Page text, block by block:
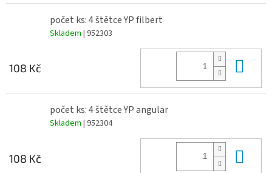
počet ks: 4 štětce YP filbert
Skladem | 952303
108 Kč
počet ks: 4 štětce YP angular
Skladem | 952304
108 Kč